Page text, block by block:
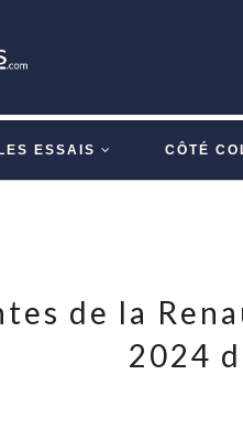
LES ESSAIS CÔTÉ
de la
2024